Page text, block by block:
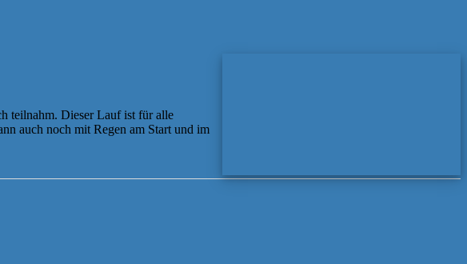
teilnahm. Dieser Lauf ist für alle
auch noch mit Regen am Start und im